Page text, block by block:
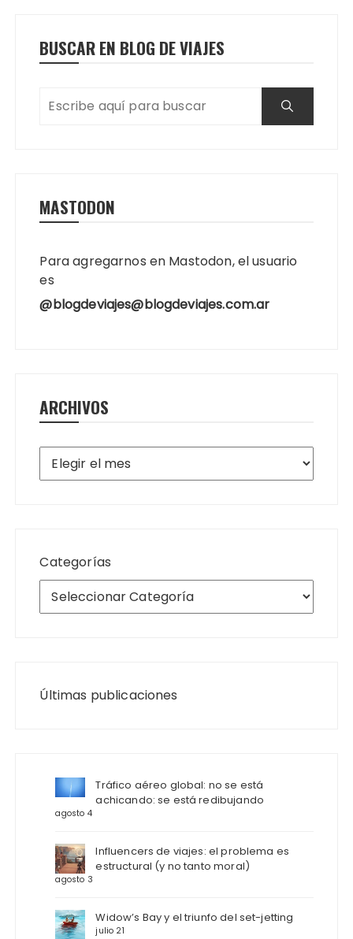
BUSCAR EN BLOG DE VIAJES
MASTODON
Para agregarnos en Mastodon, el usuario
es
@blogdeviajes@blogdeviajes.com.ar
ARCHIVOS
Archivos
Categorías
Últimas publicaciones
Tráfico aéreo global: no se está
achicando: se está redibujando
agosto 4
Influencers de viajes: el problema es
estructural (y no tanto moral)
agosto 3
Widow’s Bay y el triunfo del set-jetting
julio 21